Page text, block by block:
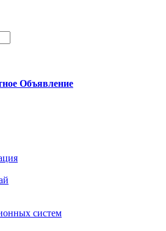
Объявление
систем